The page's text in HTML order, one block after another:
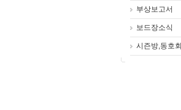
부상보고서
보드장소식
시즌방,동호회